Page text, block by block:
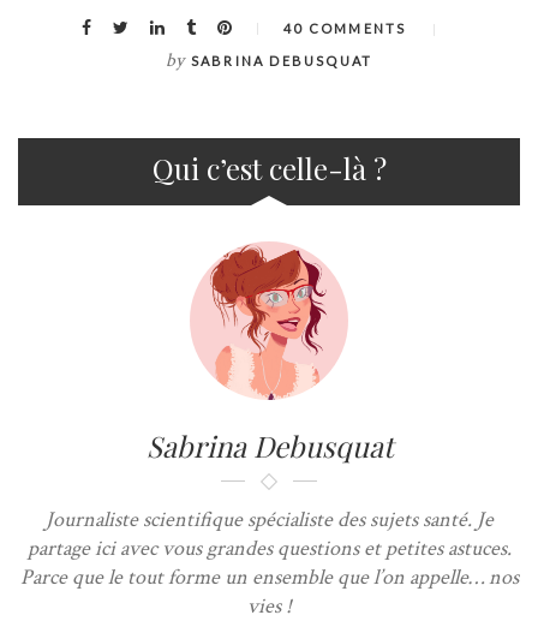
40 COMMENTS
by SABRINA DEBUSQUAT
Qui c’est celle-là ?
Sabrina Debusquat
Journaliste scientifique spécialiste des sujets santé. Je
partage ici avec vous grandes questions et petites astuces.
Parce que le tout forme un ensemble que l’on appelle… nos
vies !